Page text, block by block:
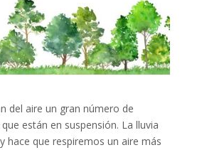
del aire un gran número de
están en suspensión. La lluvia
hace que respiremos un aire más